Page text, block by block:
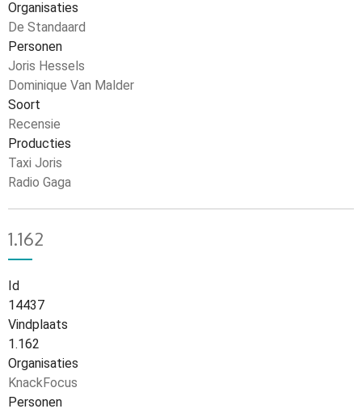
Organisaties
De Standaard
Personen
Joris Hessels
Dominique Van Malder
Soort
Recensie
Producties
Taxi Joris
Radio Gaga
1.162
Id
14437
Vindplaats
1.162
Organisaties
KnackFocus
Personen